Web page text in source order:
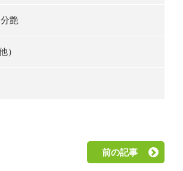
艶
）
前の記事